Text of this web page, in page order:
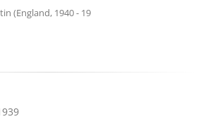
(England, 1940 - 19